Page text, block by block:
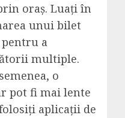
oraș. Luați în
unui bilet
a
multiple.
o
pot fi mai lente
aplicații de